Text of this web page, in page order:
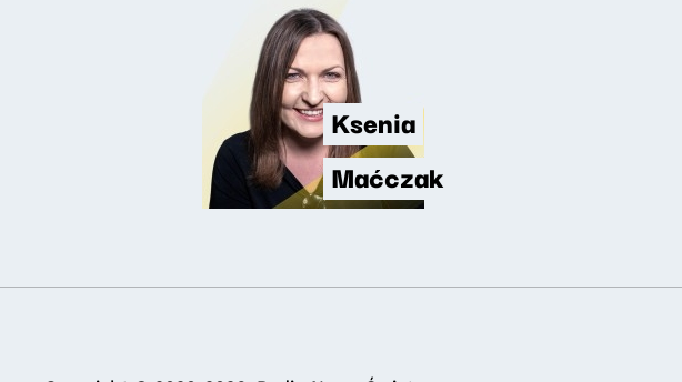
Ksenia
Maćczak